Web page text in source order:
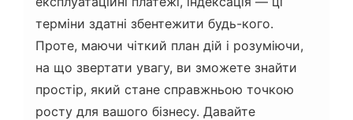
терміни здатні збентежити будь-кого.
Проте, маючи чіткий план дій і розуміючи,
на що звертати увагу, ви зможете знайти
простір, який стане справжньою точкою
росту для вашого бізнесу. Давайте